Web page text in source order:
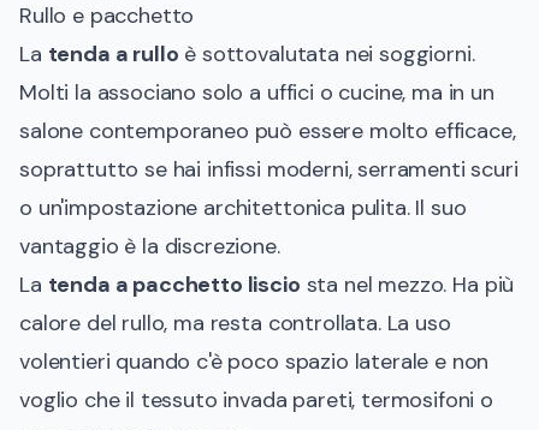
Rullo e pacchetto
La tenda a rullo è sottovalutata nei soggiorni.
Molti la associano solo a uffici o cucine, ma in un
salone contemporaneo può essere molto efficace,
soprattutto se hai infissi moderni, serramenti scuri
o un'impostazione architettonica pulita. Il suo
vantaggio è la discrezione.
La tenda a pacchetto liscio sta nel mezzo. Ha più
calore del rullo, ma resta controllata. La uso
volentieri quando c'è poco spazio laterale e non
voglio che il tessuto invada pareti, termosifoni o